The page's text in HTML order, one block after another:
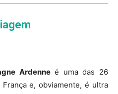
Ardenneé uma das 26
e, obviamente, é ultra